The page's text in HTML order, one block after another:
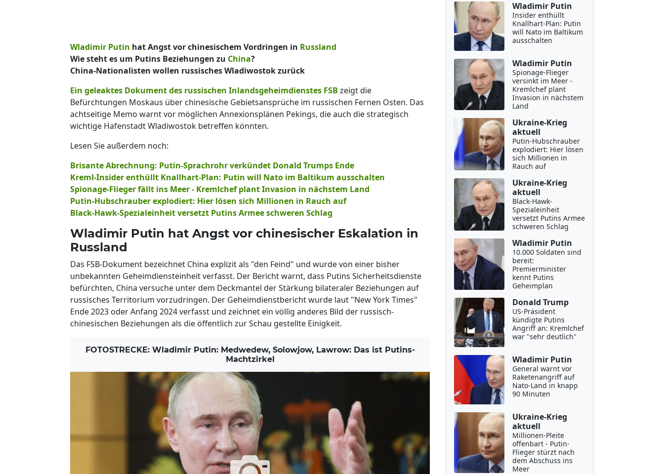
Wladimir Putin hat Angst vor chinesischem Vordringen in Russland
Wie steht es um Putins Beziehungen zu China?
China-Nationalisten wollen russisches Wladiwostok zurück
Ein geleaktes Dokument des russischen Inlandsgeheimdienstes FSB zeigt die
Befürchtungen Moskaus über chinesische Gebietsansprüche im russischen Fernen Osten. Das
achtseitige Memo warnt vor möglichen Annexionsplänen Pekings, die auch die strategisch
wichtige Hafenstadt Wladiwostok betreffen könnten.
Lesen Sie außerdem noch:
Brisante Abrechnung: Putin-Sprachrohr verkündet Donald Trumps Ende
Kreml-Insider enthüllt Knallhart-Plan: Putin will Nato im Baltikum ausschalten
Spionage-Flieger fällt ins Meer - Kremlchef plant Invasion in nächstem Land
Putin-Hubschrauber explodiert: Hier lösen sich Millionen in Rauch auf
Black-Hawk-Spezialeinheit versetzt Putins Armee schweren Schlag
Wladimir Putin hat Angst vor chinesischer Eskalation in
Russland
Das FSB-Dokument bezeichnet China explizit als "den Feind" und wurde von einer bisher
unbekannten Geheimdiensteinheit verfasst. Der Bericht warnt, dass Putins Sicherheitsdienste
befürchten, China versuche unter dem Deckmantel der Stärkung bilateraler Beziehungen auf
russisches Territorium vorzudringen. Der Geheimdienstbericht wurde laut "New York Times"
Ende 2023 oder Anfang 2024 verfasst und zeichnet ein völlig anderes Bild der russisch-
chinesischen Beziehungen als die öffentlich zur Schau gestellte Einigkeit.
FOTOSTRECKE: Wladimir Putin: Medwedew, Solowjow, Lawrow: Das ist Putins-
Machtzirkel
Wladimir Putin
Insider enthüllt
Knallhart-Plan: Putin
will Nato im Baltikum
ausschalten
Wladimir Putin
Spionage-Flieger
versinkt im Meer -
Kremlchef plant
Invasion in nächstem
Land
Ukraine-Krieg
aktuell
Putin-Hubschrauber
explodiert: Hier lösen
sich Millionen in
Rauch auf
Ukraine-Krieg
aktuell
Black-Hawk-
Spezialeinheit
versetzt Putins Armee
schweren Schlag
Wladimir Putin
10.000 Soldaten sind
bereit:
Premierminister
kennt Putins
Geheimplan
Donald Trump
US-Präsident
kündigte Putins
Angriff an: Kremlchef
war "sehr deutlich"
Wladimir Putin
General warnt vor
Raketenangriff auf
Nato-Land in knapp
90 Minuten
Ukraine-Krieg
aktuell
Millionen-Pleite
offenbart - Putin-
Flieger stürzt nach
dem Abschuss ins
Meer